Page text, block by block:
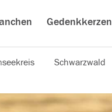
Gedenkkerzen
Schwarzwald